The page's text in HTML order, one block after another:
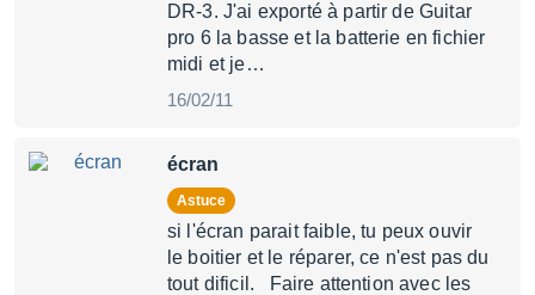
DR-3. J'ai exporté à partir de Guitar
pro 6 la basse et la batterie en fichier
midi et je…
16/02/11
écran
Astuce
si l'écran parait faible, tu peux ouvir
le boitier et le réparer, ce n'est pas du
tout dificil. Faire attention avec les